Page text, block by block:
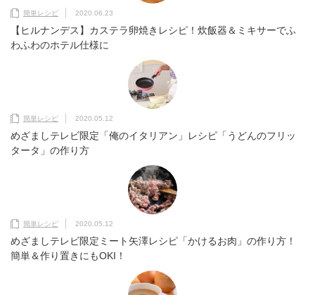
簡単レシピ 2020.06.23
【ヒルナンデス】カステラ卵焼きレシピ！炊飯器＆ミキサーでふ
わふわのホテル仕様に
簡単レシピ 2020.05.12
めざましテレビ限定「俺のイタリアン」レシピ「うどんのフリッ
タータ」の作り方
簡単レシピ 2020.05.12
めざましテレビ限定ミート矢澤レシピ「かけるお肉」の作り方！
簡単＆作り置きにもOKI！